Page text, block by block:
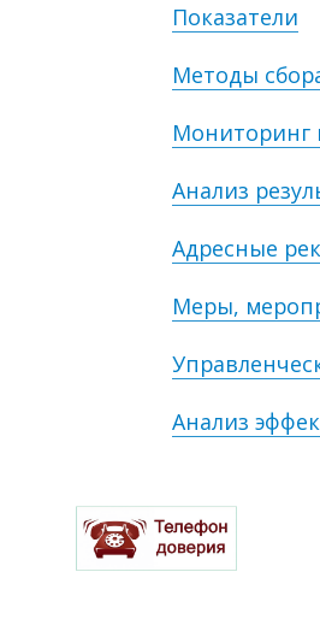
Показатели
Методы
Мониторинг
Анализ
Адресные
Меры,
Анализ